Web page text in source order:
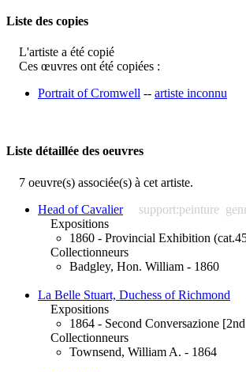
Liste des copies
L'artiste a été copié
Ces œuvres ont été copiées :
Portrait of Cromwell -- artiste inconnu
Liste détaillée des oeuvres
7 oeuvre(s) associée(s) à cet artiste.
Head of Cavalier
support:peinture
Expositions
1860 - Provincial Exhibition
Collectionneurs
Badgley, Hon. William - 1860
La Belle Stuart, Duchess of Richmond
Expositions
1864 - Second Conversazione
Collectionneurs
Townsend, William A. - 1864